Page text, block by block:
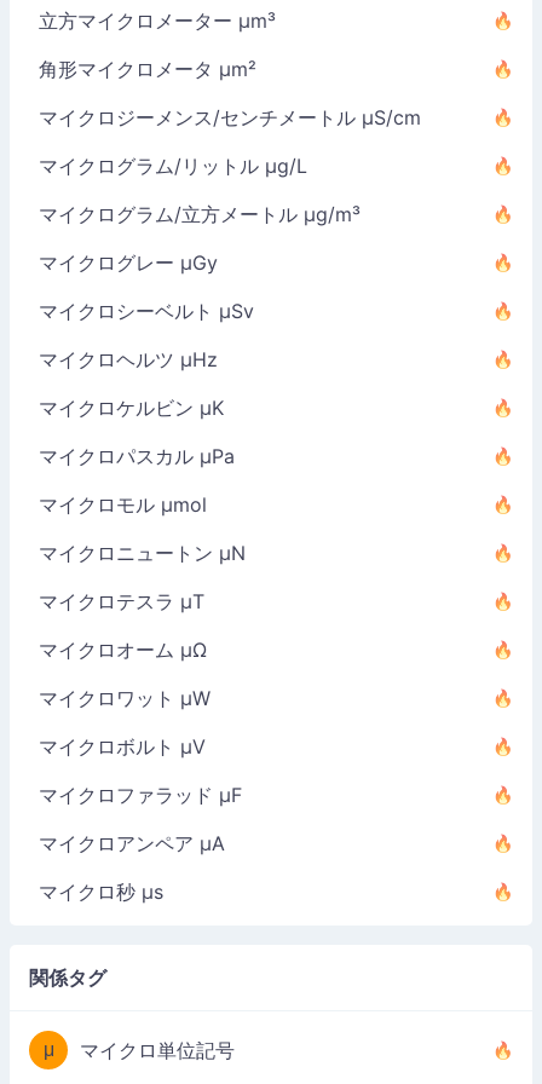
立方マイクロメーター µm³
角形マイクロメータ µm²
マイクロジーメンス/センチメートル µS/cm
マイクログラム/リットル µg/L
マイクログラム/立方メートル µg/m³
マイクログレー µGy
マイクロシーベルト µSv
マイクロヘルツ µHz
マイクロケルビン µK
マイクロパスカル µPa
マイクロモル µmol
マイクロニュートン µN
マイクロテスラ µT
マイクロオーム µΩ
マイクロワット µW
マイクロボルト µV
マイクロファラッド µF
マイクロアンペア µA
マイクロ秒 µs
関係タグ
μ マイクロ単位記号